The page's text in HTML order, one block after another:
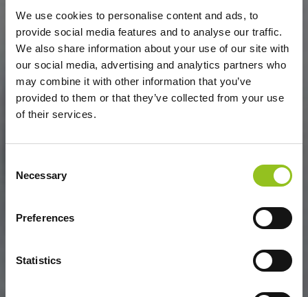
We use cookies to personalise content and ads, to
provide social media features and to analyse our traffic.
We also share information about your use of our site with
our social media, advertising and analytics partners who
may combine it with other information that you’ve
provided to them or that they’ve collected from your use
of their services.
Selection
Necessary
Preferences
Statistics